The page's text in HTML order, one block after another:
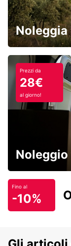
Prezzi da
28€
al giorno!
Fino al
-10%